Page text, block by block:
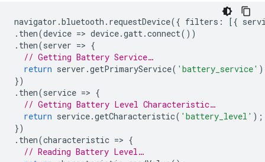
navigator .bluetooth . requestDevice({ filters : [{
. then(device => device.gatt.connect())
. then(server => {
// Getting Battery Service…
return server .getPrimaryService( 'battery_service'
})
. then(service => {
// Getting Battery Level Characteristic…
return service.getCharacteristic( 'battery_level' );
})
. then(characteristic => {
// Reading Battery Level…